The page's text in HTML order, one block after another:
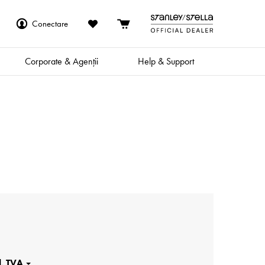
Conectare
Corporate & Agenții Help & Support